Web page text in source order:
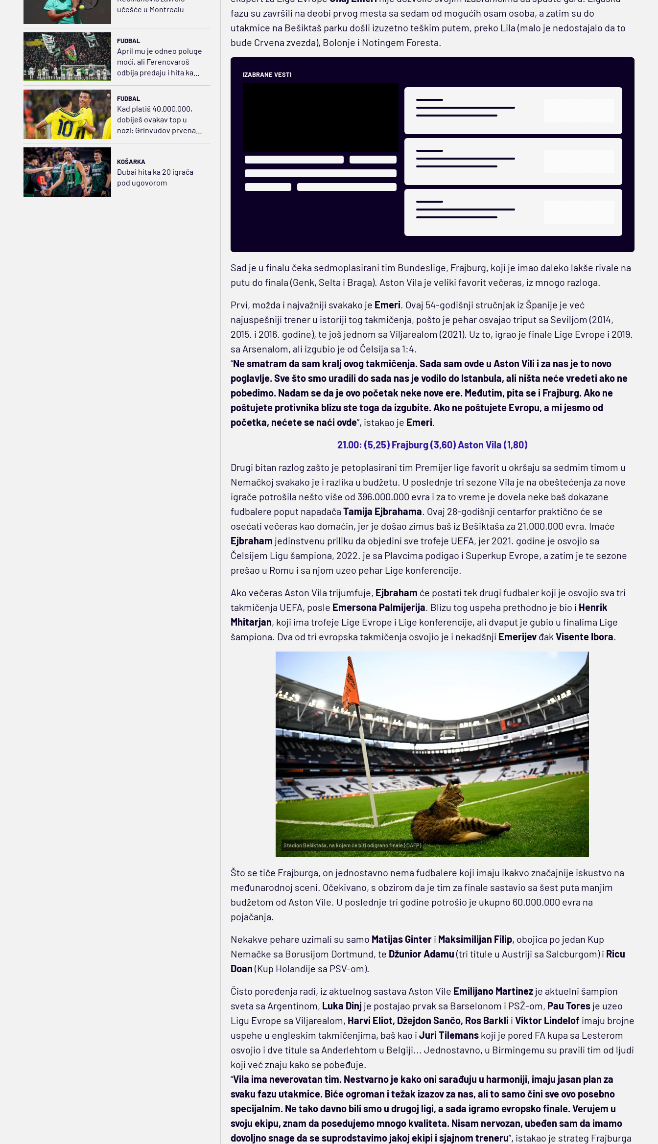
učešće u Montrealu
FUDBAL
April mu je odneo poluge
moći, ali Ferencvaroš
odbija predaju i hita ka
sudaru sa Salahom
FUDBAL
Kad platiš 40.000.000,
dobiješ ovakav top u
nozi: Grinvudov prvenac,
KOŠARKA
Dubai hita ka 20 igrača
pod ugovorom
fazu su završili na deobi prvog mesta sa sedam od mogućih osam osoba, a zatim su do
utakmice na Bešiktaš parku došli izuzetno teškim putem, preko Lila (malo je nedostajalo da to
bude Crvena zvezda), Bolonje i Notingem Foresta.
IZABRANE VESTI
Sad je u finalu čeka sedmoplasirani tim Bundeslige, Frajburg, koji je imao daleko lakše rivale na
putu do finala (Genk, Selta i Braga). Aston Vila je veliki favorit večeras, iz mnogo razloga.
Prvi, možda i najvažniji svakako je Emeri. Ovaj 54-godišnji stručnjak iz Španije je već
najuspešniji trener u istoriji tog takmičenja, pošto je pehar osvajao triput sa Seviljom (2014,
2015. i 2016. godine), te još jednom sa Viljarealom (2021). Uz to, igrao je finale Lige Evrope i 2019.
sa Arsenalom, ali izgubio je od Čelsija sa 1:4.
“Ne smatram da sam kralj ovog takmičenja. Sada sam ovde u Aston Vili i za nas je to novo
poglavlje. Sve što smo uradili do sada nas je vodilo do Istanbula, ali ništa neće vredeti ako ne
pobedimo. Nadam se da je ovo početak neke nove ere. Međutim, pita se i Frajburg. Ako ne
poštujete protivnika blizu ste toga da izgubite. Ako ne poštujete Evropu, a mi jesmo od
početka, nećete se naći ovde”, istakao je Emeri.
21.00: (5,25) Frajburg (3,60) Aston Vila (1,80)
Drugi bitan razlog zašto je petoplasirani tim Premijer lige favorit u okršaju sa sedmim timom u
Nemačkoj svakako je i razlika u budžetu. U poslednje tri sezone Vila je na obeštećenja za nove
igrače potrošila nešto više od 396.000.000 evra i za to vreme je dovela neke baš dokazane
fudbalere poput napadača Tamija Ejbrahama. Ovaj 28-godišnji centarfor praktično će se
osećati večeras kao domaćin, jer je došao zimus baš iz Bešiktaša za 21.000.000 evra. Imaće
Ejbraham jedinstvenu priliku da objedini sve trofeje UEFA, jer 2021. godine je osvojio sa
Čelsijem Ligu šampiona, 2022. je sa Plavcima podigao i Superkup Evrope, a zatim je te sezone
prešao u Romu i sa njom uzeo pehar Lige konferencije.
Ako večeras Aston Vila trijumfuje, Ejbraham će postati tek drugi fudbaler koji je osvojio sva tri
takmičenja UEFA, posle Emersona Palmijerija. Blizu tog uspeha prethodno je bio i Henrik
Mhitarjan, koji ima trofeje Lige Evrope i Lige konferencije, ali dvaput je gubio u finalima Lige
šampiona. Dva od tri evropska takmičenja osvojio je i nekadšnji Emerijev đak Visente Ibora.
Stadion Bešiktaša, na kojem će biti odigrano finale (©AFP)
Što se tiče Frajburga, on jednostavno nema fudbalere koji imaju ikakvo značajnije iskustvo na
međunarodnoj sceni. Očekivano, s obzirom da je tim za finale sastavio sa šest puta manjim
budžetom od Aston Vile. U poslednje tri godine potrošio je ukupno 60.000.000 evra na
pojačanja.
Nekakve pehare uzimali su samo Matijas Ginter i Maksimilijan Filip, obojica po jedan Kup
Nemačke sa Borusijom Dortmund, te Džunior Adamu (tri titule u Austriji sa Salcburgom) i Ricu
Doan (Kup Holandije sa PSV-om).
Čisto poređenja radi, iz aktuelnog sastava Aston Vile Emilijano Martinez je aktuelni šampion
sveta sa Argentinom, Luka Dinj je postajao prvak sa Barselonom i PSŽ-om, Pau Tores je uzeo
Ligu Evrope sa Viljarealom, Harvi Eliot, Džejdon Sančo, Ros Barkli i Viktor Lindelof imaju brojne
uspehe u engleskim takmičenjima, baš kao i Juri Tilemans koji je pored FA kupa sa Lesterom
osvojio i dve titule sa Anderlehtom u Belgiji... Jednostavno, u Birmingemu su pravili tim od ljudi
koji već znaju kako se pobeđuje.
“Vila ima neverovatan tim. Nestvarno je kako oni sarađuju u harmoniji, imaju jasan plan za
svaku fazu utakmice. Biće ogroman i težak izazov za nas, ali to samo čini sve ovo posebno
specijalnim. Ne tako davno bili smo u drugoj ligi, a sada igramo evropsko finale. Verujem u
svoju ekipu, znam da posedujemo mnogo kvaliteta. Nisam nervozan, ubeđen sam da imamo
dovoljno snage da se suprodstavimo jakoj ekipi i sjajnom treneru”, istakao je strateg Frajburga